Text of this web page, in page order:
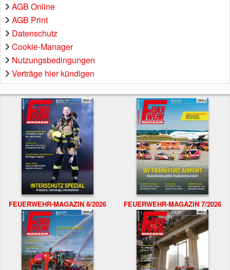
AGB Online
AGB Print
Datenschutz
Cookie-Manager
Nutzungsbedingungen
Verträge hier kündigen
FEUERWEHR-MAGAZIN 8/2026 FEUERWEHR-MAGAZIN 7/2026